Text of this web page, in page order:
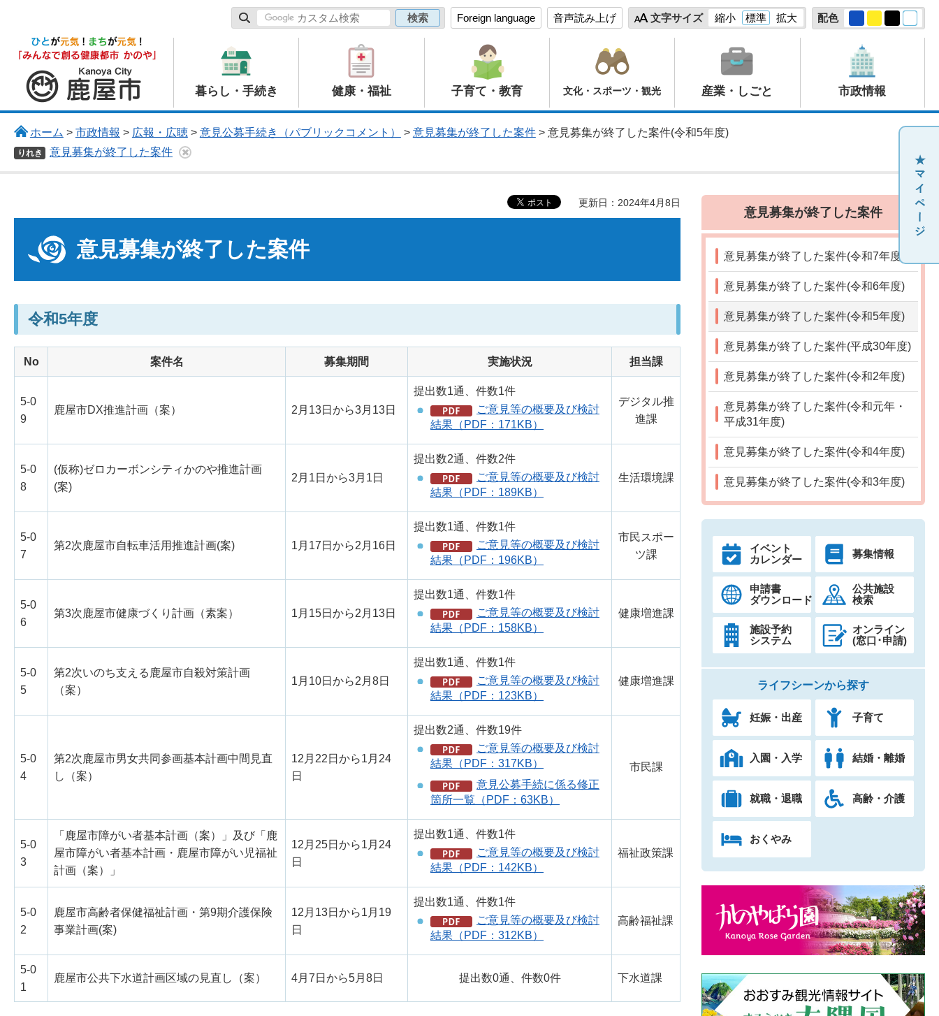
Foreign language 音声読み上げ 文字サイズ 縮小 標準 拡大 配色
鹿屋市
暮らし・手続き 健康・福祉 子育て・教育 文化・スポーツ・観光 産業・しごと 市政情報
ホーム > 市政情報 > 広報・広聴> 意見公募手続き（パブリックコメント） > 意見募集が終了した案件> 意見募集が終了した案件(令和5年度)
りれき 意見募集が終了した案件
更新日：2024年4月8日
意見募集が終了した案件
令和5年度
No 案件名 募集期間 実施状況 担当課
5-0
9
鹿屋市DX推進計画（案） 2月13日から3月13日
提出数1通、件数1件
ご意見等の概要及び検討
結果（PDF：171KB）
デジタル推
進課
5-0
8
(仮称)ゼロカーボンシティかのや推進計画
(案)
2月1日から3月1日
提出数2通、件数2件
ご意見等の概要及び検討
結果（PDF：189KB）
生活環境課
5-0
7
第2次鹿屋市自転車活用推進計画(案) 1月17日から2月16日
提出数1通、件数1件
ご意見等の概要及び検討
結果（PDF：196KB）
市民スポー
ツ課
5-0
6
第3次鹿屋市健康づくり計画（素案） 1月15日から2月13日
提出数1通、件数1件
ご意見等の概要及び検討
結果（PDF：158KB）
健康増進課
5-0
5
第2次いのち支える鹿屋市自殺対策計画
（案）
1月10日から2月8日
提出数1通、件数1件
ご意見等の概要及び検討
結果（PDF：123KB）
健康増進課
5-0
4
第2次鹿屋市男女共同参画基本計画中間見直
し（案）
12月22日から1月24
日
提出数2通、件数19件
ご意見等の概要及び検討
結果（PDF：317KB）
意見公募手続に係る修正
箇所一覧（PDF：63KB）
市民課
5-0
3
「鹿屋市障がい者基本計画（案）」及び「鹿
屋市障がい者基本計画・鹿屋市障がい児福祉
計画（案）」
12月25日から1月24
日
提出数1通、件数1件
ご意見等の概要及び検討
結果（PDF：142KB）
福祉政策課
5-0
2
鹿屋市高齢者保健福祉計画・第9期介護保険
事業計画(案)
12月13日から1月19
日
提出数1通、件数1件
ご意見等の概要及び検討
結果（PDF：312KB）
高齢福祉課
5-0
1
鹿屋市公共下水道計画区域の見直し（案） 4月7日から5月8日 提出数0通、件数0件 下水道課
意見募集が終了した案件
意見募集が終了した案件(令和7年度)
意見募集が終了した案件(令和6年度)
意見募集が終了した案件(令和5年度)
意見募集が終了した案件(平成30年度)
意見募集が終了した案件(令和2年度)
意見募集が終了した案件(令和元年・
平成31年度)
意見募集が終了した案件(令和4年度)
意見募集が終了した案件(令和3年度)
イベント
カレンダー
募集情報
申請書
ダウンロード
公共施設
検索
施設予約
システム
オンライン
(窓口･申請)
ライフシーンから探す
妊娠・出産 子育て
入園・入学 結婚・離婚
就職・退職 高齢・介護
おくやみ